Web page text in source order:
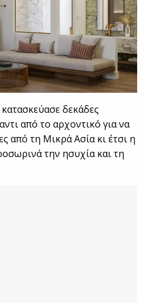
δεκάδες
από το αρχοντικό για να
από τη Μικρά Ασία κι έτσι η
την ησυχία και τη